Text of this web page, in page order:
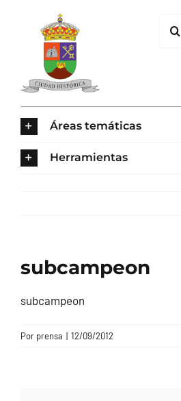
contenido
Áreas temáticas
Herramientas
subcampeon
subcampeon
Por prensa | 12/09/2012